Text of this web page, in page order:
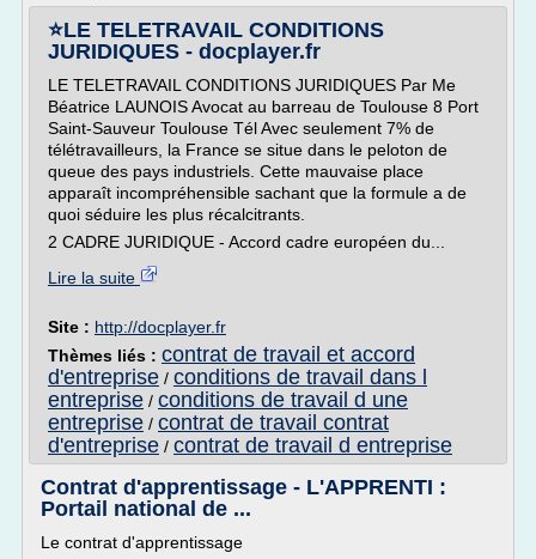
⭐LE TELETRAVAIL CONDITIONS
JURIDIQUES - docplayer.fr
LE TELETRAVAIL CONDITIONS JURIDIQUES Par Me
Béatrice LAUNOIS Avocat au barreau de Toulouse 8 Port
Saint-Sauveur Toulouse Tél Avec seulement 7% de
télétravailleurs, la France se situe dans le peloton de
queue des pays industriels. Cette mauvaise place
apparaît incompréhensible sachant que la formule a de
quoi séduire les plus récalcitrants.
2 CADRE JURIDIQUE - Accord cadre européen du...
Lire la suite
Site : http://docplayer.fr
Thèmes liés : contrat de travail et accord
d'entreprise / conditions de travail dans l
entreprise / conditions de travail d une
entreprise / contrat de travail contrat
d'entreprise / contrat de travail d entreprise
Contrat d'apprentissage - L'APPRENTI :
Portail national de ...
Le contrat d'apprentissage